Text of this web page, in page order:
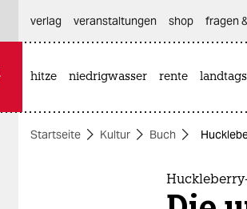
themen
verlag
veranstaltungen shop fragen
hitze niedrigwasser rente
Startseite Kultur Buch